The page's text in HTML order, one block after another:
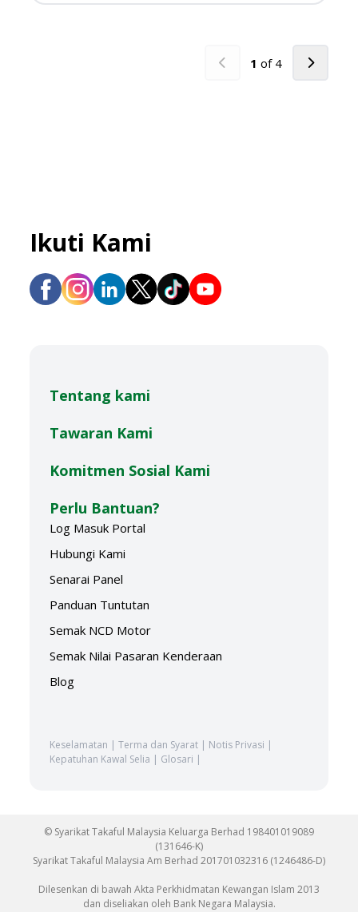
1 of 4
Ikuti Kami
Tentang kami
Tawaran Kami
Komitmen Sosial Kami
Perlu Bantuan?
Log Masuk Portal
Hubungi Kami
Senarai Panel
Panduan Tuntutan
Semak NCD Motor
Semak Nilai Pasaran Kenderaan
Blog
Keselamatan |Terma dan Syarat | Notis Privasi |
Kepatuhan Kawal Selia | Glosari |
© Syarikat Takaful Malaysia Keluarga Berhad 198401019089
(131646-K)
Syarikat Takaful Malaysia Am Berhad 201701032316 (1246486-D)
Dilesenkan di bawah Akta Perkhidmatan Kewangan Islam 2013
dan diseliakan oleh Bank Negara Malaysia.